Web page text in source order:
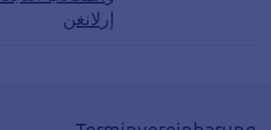
إرلانغن